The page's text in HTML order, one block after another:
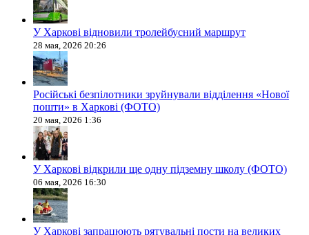
У Харкові відновили тролейбусний маршрут
28 мая, 2026 20:26
Російські безпілотники зруйнували відділення «Нової
пошти» в Харкові (ФОТО)
20 мая, 2026 1:36
У Харкові відкрили ще одну підземну школу (ФОТО)
06 мая, 2026 16:30
У Харкові запрацюють рятувальні пости на великих